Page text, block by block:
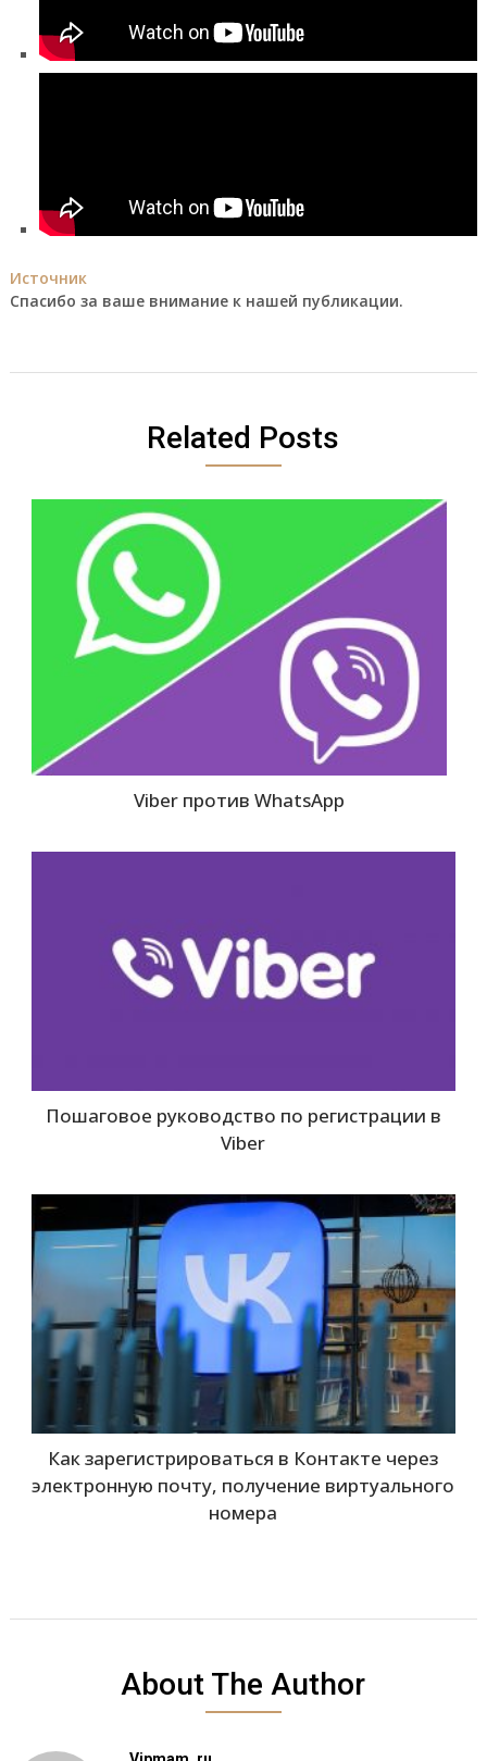
Источник
Спасибо за ваше внимание к нашей публикации.
Related Posts
Viber против WhatsApp
Пошаговое руководство по регистрации в
Viber
Как зарегистрироваться в Контакте через
электронную почту, получение виртуального
номера
About The Author